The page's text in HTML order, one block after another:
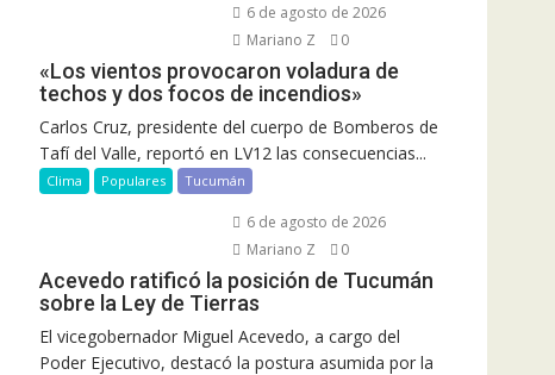
6 de agosto de 2026
Mariano Z
0
«Los vientos provocaron voladura de
techos y dos focos de incendios»
Carlos Cruz, presidente del cuerpo de Bomberos de
Tafí del Valle, reportó en LV12 las consecuencias...
Clima Populares Tucumán
6 de agosto de 2026
Mariano Z
0
Acevedo ratificó la posición de Tucumán
sobre la Ley de Tierras
El vicegobernador Miguel Acevedo, a cargo del
Poder Ejecutivo, destacó la postura asumida por la